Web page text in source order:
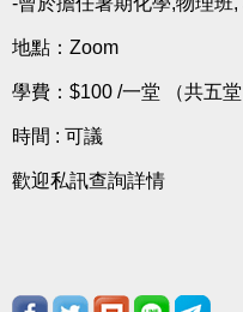
地點：Zoom
學費：$100 /一堂 （共五堂
時間 : 可議
歡迎私訊查詢詳情